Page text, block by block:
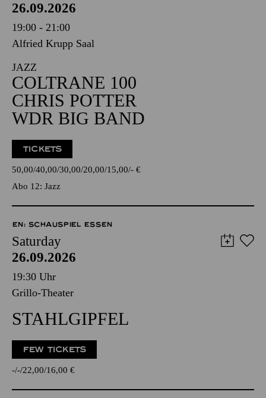
26.09.2026
19:00 - 21:00
Alfried Krupp Saal
JAZZ
COLTRANE 100
CHRIS POTTER
WDR BIG BAND
TICKETS
50,00 40,00 30,00 20,00 15,00 - €
Abo 12: Jazz
EN: SCHAUSPIEL ESSEN
Saturday
26.09.2026
19:30 Uhr
Grillo-Theater
STAHLGIPFEL
FEW TICKETS
- - 22,00 16,00 €